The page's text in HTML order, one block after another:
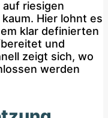
riesigen
Hier lohnt es
klar definierten
und
zeigt sich, wo
werden